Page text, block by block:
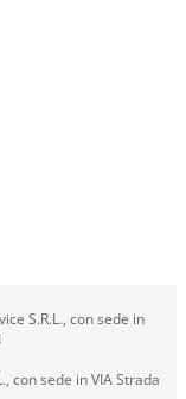
S.R.L., con sede in
con sede in VIA Strada